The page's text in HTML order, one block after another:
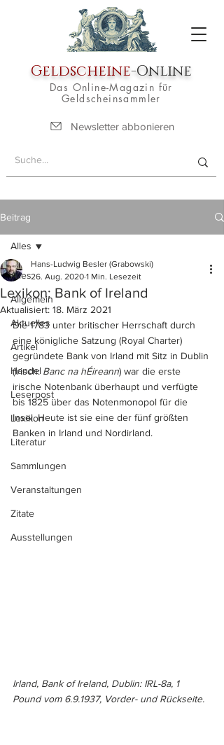
Geldscheine-Online
Das Online-Magazin für
Geldscheinsammler
Newsletter abbonieren
Beitrag
Alles
Allgemein
Aktuelles
Artikel
Handel
Leserpost
Lexikon
Literatur
Sammlungen
Veranstaltungen
Zitate
Ausstellungen
Alles
Lexikon: Bank of Ireland
Hans-Ludwig Besler (Grabowski)
26. Aug. 2020 1 Min. Lesezeit
Aktualisiert: 18. März 2021
Die 1783 unter britischer Herrschaft durch
eine königliche Satzung (Royal Charter)
gegründete Bank von Irland mit Sitz in Dublin
(Irisch: Banc na hÉireann) war die erste
irische Notenbank überhaupt und verfügte
bis 1825 über das Notenmonopol für die
Insel. Heute ist sie eine der fünf größten
Banken in Irland und Nordirland.
Irland, Bank of Ireland, Dublin: IRL-8a, 1
Pound vom 6.9.1937, Vorder- und Rückseite.